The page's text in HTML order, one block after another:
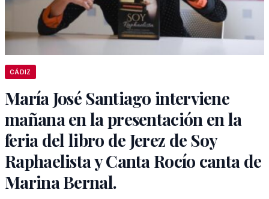
CÁDIZ
María José Santiago interviene
mañana en la presentación en la
feria del libro de Jerez de Soy
Raphaelista y Canta Rocío canta de
Marina Bernal.